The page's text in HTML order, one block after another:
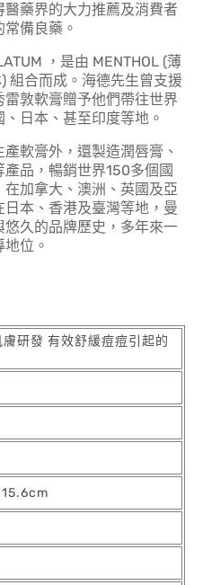
藥界的大力推薦及消費者
備良藥。
，是由 MENTHOL (薄
組合而成。海德先生曾支援
敦軟膏贈予他們帶往世界
日本、甚至印度等地。
軟膏外，還製造潤唇膏、
品，暢銷世界150多個國
加拿大、澳洲、英國及亞
本、香港及臺灣等地，曼
久的品牌歷史，多年來一
位。
研發 有效舒緩痘痘引起的